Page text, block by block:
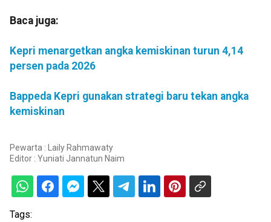
Baca juga:
Kepri menargetkan angka kemiskinan turun 4,14
persen pada 2026
Bappeda Kepri gunakan strategi baru tekan angka
kemiskinan
Pewarta : Laily Rahmawaty
Editor : Yuniati Jannatun Naim
Tags: